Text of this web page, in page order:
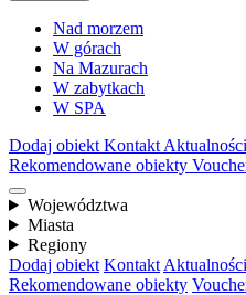
Nad morzem
W górach
Na Mazurach
W zabytkach
W SPA
Dodaj obiekt Kontakt Aktualności
Rekomendowane obiekty
Województwa
Miasta
Regiony
Dodaj obiekt Kontakt Aktualności
Rekomendowane obiekty